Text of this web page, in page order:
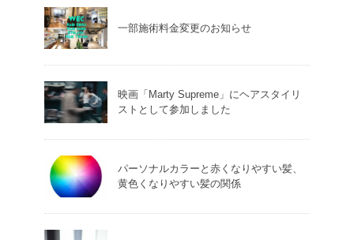
一部施術料金変更のお知らせ
映画「Marty Supreme」にヘアスタイリ
ストとして参加しました
パーソナルカラーと赤くなりやすい髪、
黄色くなりやすい髪の関係